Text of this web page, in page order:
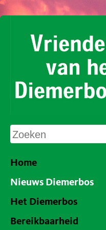
Home
Nieuws Diemerbos
Het Diemerbos
Bereikbaarheid